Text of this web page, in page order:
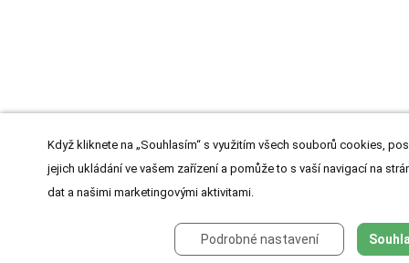
Když kliknete na „Souhlasím“ s využitím všech souborů cookies,
jejich ukládání ve vašem zařízení a pomůže to s vaší navigací na
dat a našimi marketingovými aktivitami.
Podrobné nastavení